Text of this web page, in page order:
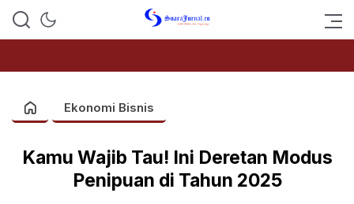
SUARAJURNAL.CO
Ekonomi Bisnis
Kamu Wajib Tau! Ini Deretan Modus
Penipuan di Tahun 2025